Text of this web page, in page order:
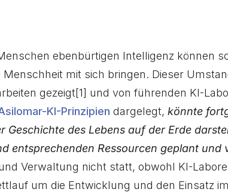
ebenbürtigen Intelligenz können
mit sich bringen. Dieser
gezeigt[1] und von führenden KI-
KI-Prinzipien dargelegt, könnte
Geschichte des Lebens auf der Erde
entsprechenden Ressourcen geplant und
Verwaltung nicht statt, obwohl KI-
um die Entwicklung und den Einsatz